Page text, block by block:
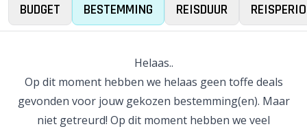
BUDGET BESTEMMING REISDUUR
Helaas..
Op dit moment hebben we helaas geen toffe deals
gevonden voor jouw gekozen bestemming(en). Maar
niet getreurd! Op dit moment hebben we veel